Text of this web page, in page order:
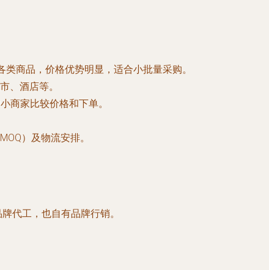
商品，价格优势明显，适合小批量采购。
、酒店等。
商家比较价格和下单。
）及物流安排。
代工，也自有品牌行销。